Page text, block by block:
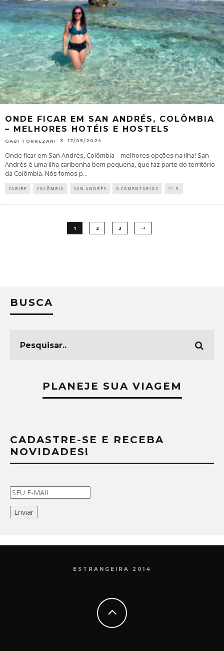
ONDE FICAR EM SAN ANDRÉS, COLÔMBIA
– MELHORES HOTÉIS E HOSTELS
GABI TORREZANI 17/05/2024
Onde ficar em San Andrés, Colômbia – melhores opções na ilha! San
Andrés é uma ilha caribenha bem pequena, que faz parte do território
da Colômbia. Nós fomos p...
CARIBE COLÔMBIA SAN ANDRÉS 0 COMENTÁRIOS 3
1 2 3
BUSCA
PLANEJE SUA VIAGEM
CADASTRE-SE E RECEBA
NOVIDADES!
ESTRANGEIRA 2014